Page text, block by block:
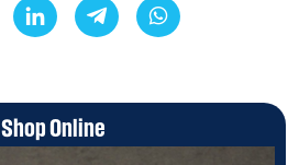
Shop Online